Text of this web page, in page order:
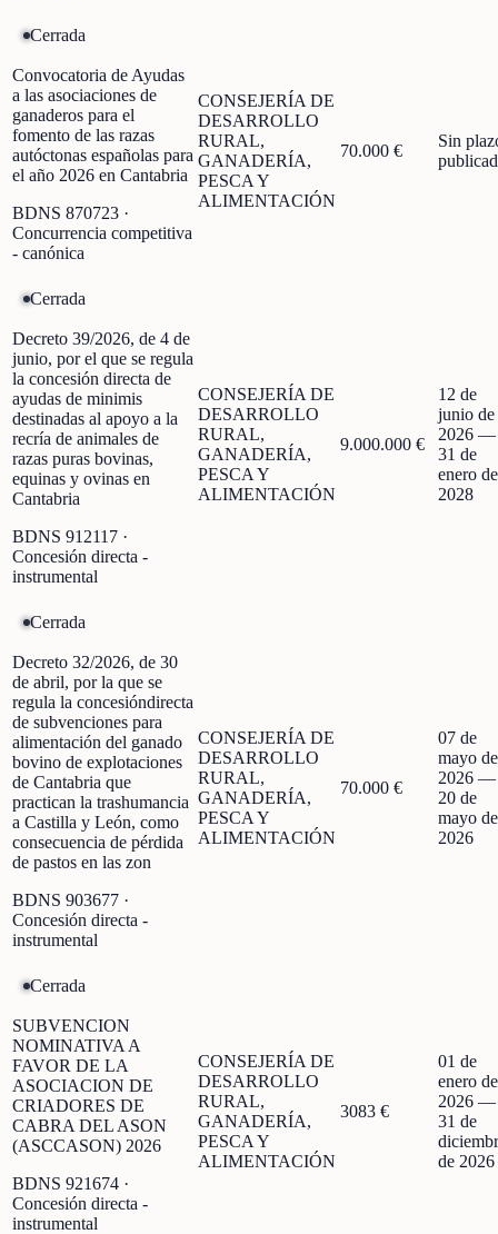
Cerrada
Convocatoria de Ayudas
a las asociaciones de
ganaderos para el
fomento de las razas
autóctonas españolas para
el año 2026 en Cantabria
BDNS 870723 ·
Concurrencia competitiva
- canónica
CONSEJERÍA DE
DESARROLLO
RURAL,
GANADERÍA,
PESCA Y
ALIMENTACIÓN
70.000 €
Sin
Cerrada
Decreto 39/2026, de 4 de
junio, por el que se regula
la concesión directa de
ayudas de minimis
destinadas al apoyo a la
recría de animales de
razas puras bovinas,
equinas y ovinas en
Cantabria
BDNS 912117 ·
Concesión directa -
instrumental
CONSEJERÍA DE
DESARROLLO
RURAL,
GANADERÍA,
PESCA Y
ALIMENTACIÓN
9.000.000 €
12 de
junio de
2026 —
31 de
enero de
2028
Cerrada
Decreto 32/2026, de 30
de abril, por la que se
regula la concesióndirecta
de subvenciones para
alimentación del ganado
bovino de explotaciones
de Cantabria que
practican la trashumancia
a Castilla y León, como
consecuencia de pérdida
de pastos en las zon
BDNS 903677 ·
Concesión directa -
instrumental
CONSEJERÍA DE
DESARROLLO
RURAL,
GANADERÍA,
PESCA Y
ALIMENTACIÓN
70.000 €
07 de
mayo de
2026 —
20 de
mayo de
2026
Cerrada
SUBVENCION
NOMINATIVA A
FAVOR DE LA
ASOCIACION DE
CRIADORES DE
CABRA DEL ASON
(ASCCASON) 2026
BDNS 921674 ·
Concesión directa -
instrumental
CONSEJERÍA DE
DESARROLLO
RURAL,
GANADERÍA,
PESCA Y
ALIMENTACIÓN
3083 €
01 de
enero de
2026 —
31 de
de 2026